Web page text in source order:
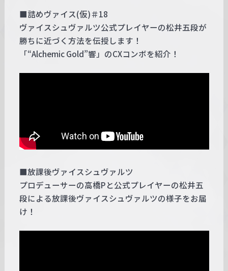
■詰めヴァイス(仮)＃18
ヴァイスシュヴァルツ公式プレイヤーの松井五段が
勝ちに近づく方法を伝授します！
「“Alchemic Gold”響」のCXコンボを紹介！
■放課後ヴァイスシュヴァルツ
プロデューサーの高橋Pと公式プレイヤーの松井五
段による放課後ヴァイスシュヴァルツの様子をお届
け！